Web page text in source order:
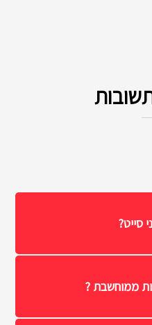
סייט?
ממוחשבת ?